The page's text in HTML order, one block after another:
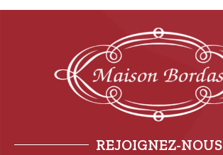
REJOIGNEZ-NOUS